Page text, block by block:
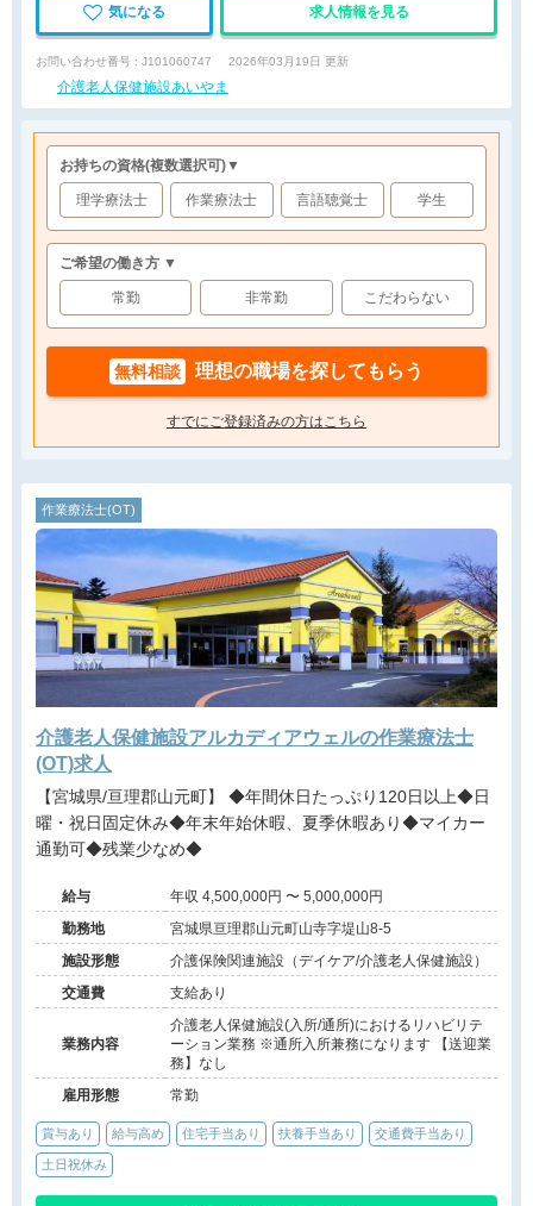
気になる 求人情報を見る
お問い合わせ番号 : J101060747 2026年03月19日 更新
介護老人保健施設あいやま
お持ちの資格(複数選択可)▼
理学療法士 作業療法士 言語聴覚士 学生
ご希望の働き方 ▼
常勤 非常勤 こだわらない
無料相談 理想の職場を探してもらう
すでにご登録済みの方はこちら
作業療法士(OT)
介護老人保健施設アルカディアウェルの作業療法士
(OT)求人
【宮城県/亘理郡山元町】 ◆年間休日たっぷり120日以上◆日
曜・祝日固定休み◆年末年始休暇、夏季休暇あり◆マイカー
通勤可◆残業少なめ◆
給与
年収 4,500,000円 〜 5,000,000円
勤務地
宮城県亘理郡山元町山寺字堤山8-5
施設形態
介護保険関連施設（デイケア/介護老人保健施設）
交通費
支給あり
業務内容
介護老人保健施設(入所/通所)におけるリハビリテ
ーション業務 ※通所入所兼務になります 【送迎業
務】なし
雇用形態
常勤
賞与あり 給与高め 住宅手当あり 扶養手当あり 交通費手当あり
土日祝休み